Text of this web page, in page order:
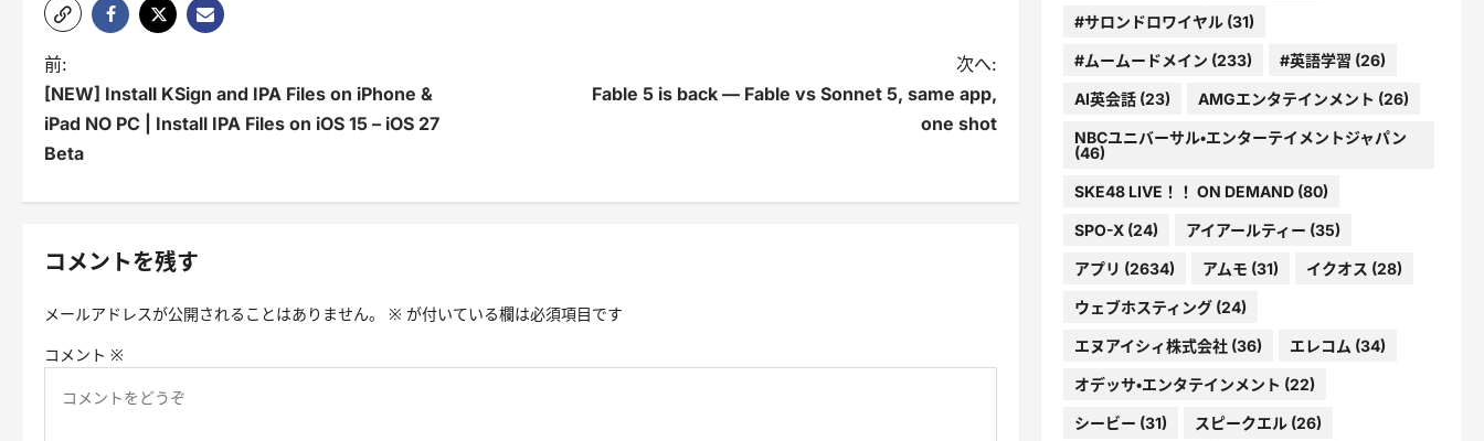
投
稿
ナ
ー
シ
ョ
前:
[NEW] Install KSign and IPA Files on iPhone &
iPad NO PC | Install IPA Files on iOS 15 – iOS 27
Beta
次へ:
Fable 5 is back — Fable vs Sonnet 5, same app,
one shot
コメントを残す
メールアドレスが公開されることはありません。 ※ が付いている欄は必須項目です
コメント ※
#サロンドロワイヤル(31)
#ムームードメイン (233) #英語学習 (26)
AI英会話(23) AMGエンタテインメント (26)
NBCユニバーサル・エンターテイメントジャパン
(46)
SKE48 LIVE！！ ON DEMAND(80)
SPO-X(24) アイアールティー (35)
アプリ (2634) アムモ (31) イクオス (28)
ウェブホスティング(24)
エヌアイシィ株式会社(36) エレコム (34)
オデッサ・エンタテインメント (22)
シービー (31) スピークエル(26)